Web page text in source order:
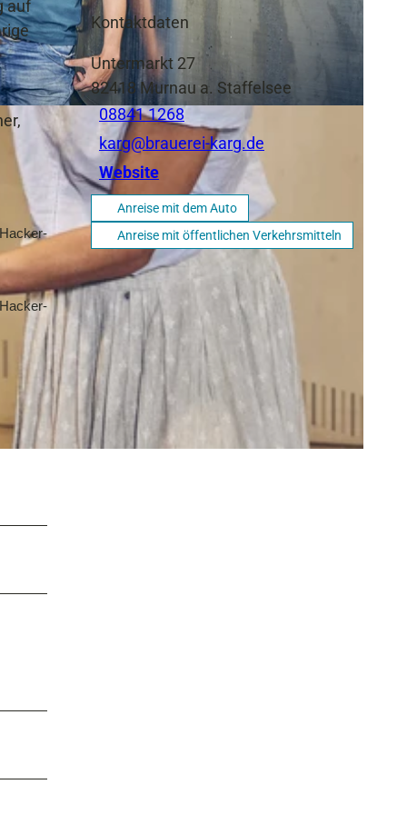
auf
Kontaktdaten
Untermarkt 27
82418Murnau a. Staffelsee
08841 1268
karg@brauerei-karg.de
Website
Anreise mit dem Auto
Anreise mit öffentlichen Verkehrsmitteln